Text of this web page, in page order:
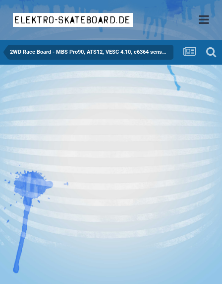
elektro-skateboard.de
2WD Race Board - MBS Pro90, ATS12, VESC 4.10, c6364 sensored, 12S